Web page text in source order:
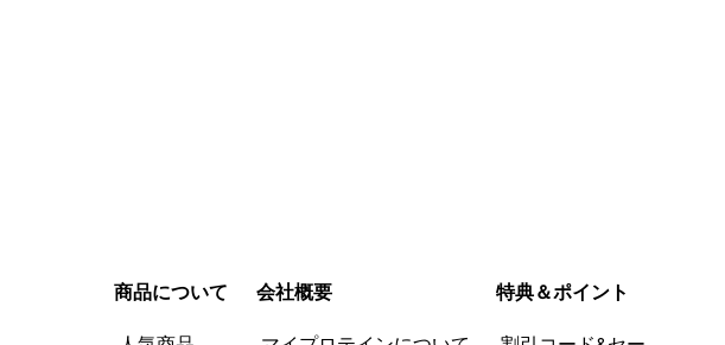
商品について 会社概要 特典＆ポイント